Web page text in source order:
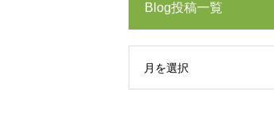
Blog投稿一覧
月を選択